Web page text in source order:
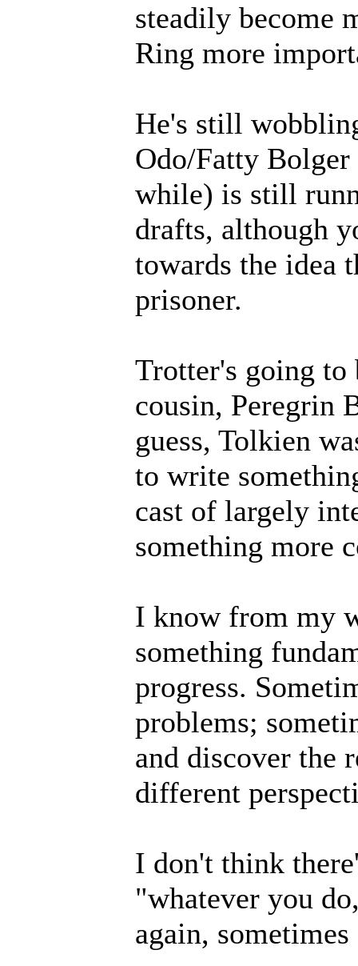
steadily become
Ring more
He's still
Odo/Fatty
while) is still
drafts, although
towards the idea
prisoner.
Trotter's going to
cousin, Peregrin
guess, Tolkien
to write
cast of largely
something more
I know from my
something
progress.
problems;
and discover the
different
I don't think
"whatever you
again,